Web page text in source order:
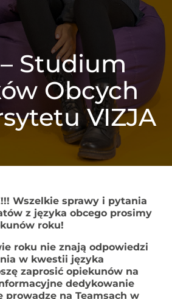
Studium
Obcych
VIZJA
Wszelkie sprawy i pytania
z języka obcego prosimy
roku!
roku nie znają odpowiedzi
w kwestii języka
zaprosić opiekunów na
dedykowanie
prowadzę na Teamsach w